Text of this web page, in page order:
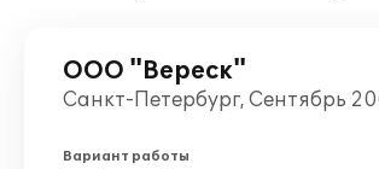
ООО "Вереск"
Санкт-Петербург, Сентябрь
Вариант работы